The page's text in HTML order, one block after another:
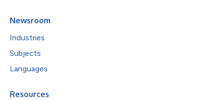
Newsroom
Industries
Subjects
Languages
Resources